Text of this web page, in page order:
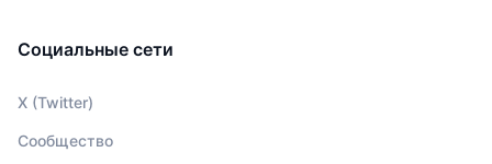
Социальные сети
X (Twitter)
Сообщество